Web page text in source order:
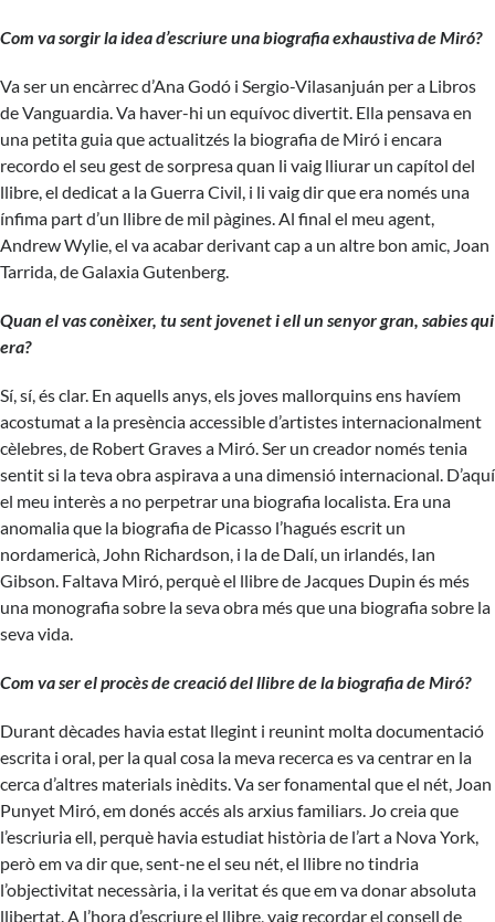
Com va sorgir la idea d’escriure una biografia exhaustiva de Miró?
Va ser un encàrrec d’Ana Godó i Sergio-Vilasanjuán per a Libros
de Vanguardia. Va haver-hi un equívoc divertit. Ella pensava en
una petita guia que actualitzés la biografia de Miró i encara
recordo el seu gest de sorpresa quan li vaig lliurar un capítol del
llibre, el dedicat a la Guerra Civil, i li vaig dir que era només una
ínfima part d’un llibre de mil pàgines. Al final el meu agent,
Andrew Wylie, el va acabar derivant cap a un altre bon amic, Joan
Tarrida, de Galaxia Gutenberg.
Quan el vas conèixer, tu sent jovenet i ell un senyor gran, sabies qui
era?
Sí, sí, és clar. En aquells anys, els joves mallorquins ens havíem
acostumat a la presència accessible d’artistes internacionalment
cèlebres, de Robert Graves a Miró. Ser un creador només tenia
sentit si la teva obra aspirava a una dimensió internacional. D’aquí
el meu interès a no perpetrar una biografia localista. Era una
anomalia que la biografia de Picasso l’hagués escrit un
nordamericà, John Richardson, i la de Dalí, un irlandés, Ian
Gibson. Faltava Miró, perquè el llibre de Jacques Dupin és més
una monografia sobre la seva obra més que una biografia sobre la
seva vida.
Com va ser el procès de creació del llibre de la biografia de Miró?
Durant dècades havia estat llegint i reunint molta documentació
escrita i oral, per la qual cosa la meva recerca es va centrar en la
cerca d’altres materials inèdits. Va ser fonamental que el nét, Joan
Punyet Miró, em donés accés als arxius familiars. Jo creia que
l’escriuria ell, perquè havia estudiat història de l’art a Nova York,
però em va dir que, sent-ne el seu nét, el llibre no tindria
l’objectivitat necessària, i la veritat és que em va donar absoluta
llibertat. A l’hora d’escriure el llibre, vaig recordar el consell de